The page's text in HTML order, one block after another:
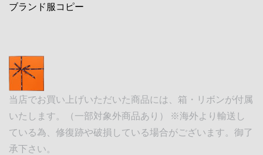
ブランド服コピー
当店でお買い上げいただいた商品には、箱・リボンが付属
いたします。（一部対象外商品あり） ※海外より輸送し
ている為、修復跡や破損している場合がございます。御了
承下さい。